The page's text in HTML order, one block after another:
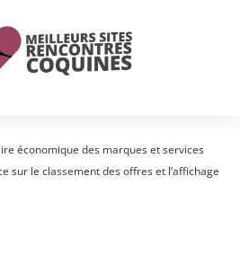
économique des marques et services
sur le classement des offres et l’affichage